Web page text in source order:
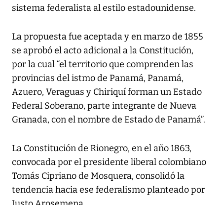
sistema federalista al estilo estadounidense.
La propuesta fue aceptada y en marzo de 1855
se aprobó el acto adicional a la Constitución,
por la cual “el territorio que comprenden las
provincias del istmo de Panamá, Panamá,
Azuero, Veraguas y Chiriquí forman un Estado
Federal Soberano, parte integrante de Nueva
Granada, con el nombre de Estado de Panamá”.
La Constitución de Rionegro, en el año 1863,
convocada por el presidente liberal colombiano
Tomás Cipriano de Mosquera, consolidó la
tendencia hacia ese federalismo planteado por